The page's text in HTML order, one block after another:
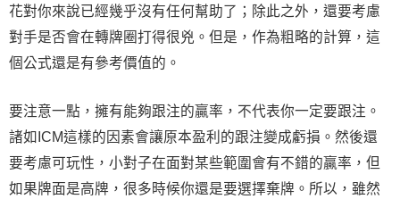
花對你來說已經幾乎沒有任何幫助了；除此之外，還要考慮
對手是否會在轉牌圈打得很兇。但是，作為粗略的計算，這
個公式還是有參考價值的。
要注意一點，擁有能夠跟注的贏率，不代表你一定要跟注。
諸如ICM這樣的因素會讓原本盈利的跟注變成虧損。然後還
要考慮可玩性，小對子在面對某些範圍會有不錯的贏率，但
如果牌面是高牌，很多時候你還是要選擇棄牌。所以，雖然